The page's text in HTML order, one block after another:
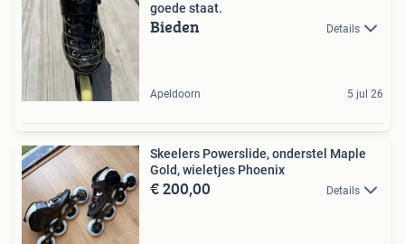
goede staat.
Bieden Details
Apeldoorn 5 jul 26
Skeelers Powerslide, onderstel Maple
Gold, wieletjes Phoenix
€ 200,00 Details